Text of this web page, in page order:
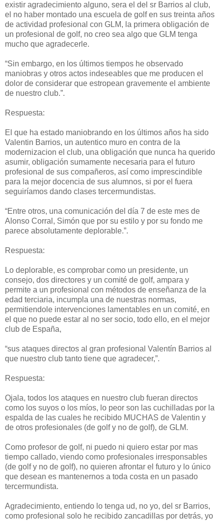
existir agradecimiento alguno, sera el del sr Barrios al club,
el no haber montado una escuela de golf en sus treinta años
de actividad profesional con GLM, la primera obligación de
un profesional de golf, no creo sea algo que GLM tenga
mucho que agradecerle.
“Sin embargo, en los últimos tiempos he observado
maniobras y otros actos indeseables que me producen el
dolor de considerar que estropean gravemente el ambiente
de nuestro club.”.
Respuesta:
El que ha estado maniobrando en los últimos años ha sido
Valentin Barrios, un autentico muro en contra de la
modernizacion el club, una obligación que nunca ha querido
asumir, obligación sumamente necesaria para el futuro
profesional de sus compañeros, así como imprescindible
para la mejor docencia de sus alumnos, si por el fuera
seguiríamos dando clases tercermundistas.
“Entre otros, una comunicación del día 7 de este mes de
Alonso Corral, Simón que por su estilo y por su fondo me
parece absolutamente deplorable.”.
Respuesta:
Lo deplorable, es comprobar como un presidente, un
consejo, dos directores y un comité de golf, ampara y
permite a un profesional con métodos de enseñanza de la
edad terciaria, incumpla una de nuestras normas,
permitiendole intervenciones lamentables en un comité, en
el que no puede estar al no ser socio, todo ello, en el mejor
club de España,
“sus ataques directos al gran profesional Valentín Barrios al
que nuestro club tanto tiene que agradecer,”.
Respuesta:
Ojala, todos los ataques en nuestro club fueran directos
como los suyos o los míos, lo peor son las cuchilladas por la
espalda de las cuales he recibido MUCHAS de Valentin y
de otros profesionales (de golf y no de golf), de GLM.
Como profesor de golf, ni puedo ni quiero estar por mas
tiempo callado, viendo como profesionales irresponsables
(de golf y no de golf), no quieren afrontar el futuro y lo único
que desean es mantenernos a toda costa en un pasado
tercermundista.
Agradecimiento, entiendo lo tenga ud, no yo, del sr Barrios,
como profesional solo he recibido zancadillas por detrás, yo